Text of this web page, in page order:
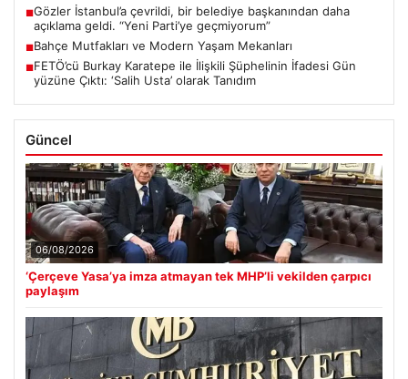
■Gözler İstanbul’a çevrildi, bir belediye başkanından daha
açıklama geldi. “Yeni Parti’ye geçmiyorum”
■Bahçe Mutfakları ve Modern Yaşam Mekanları
■FETÖ’cü Burkay Karatepe ile İlişkili Şüphelinin İfadesi Gün
yüzüne Çıktı: ‘Salih Usta’ olarak Tanıdım
Güncel
06/08/2026
‘Çerçeve Yasa’ya imza atmayan tek MHP’li vekilden çarpıcı
paylaşım